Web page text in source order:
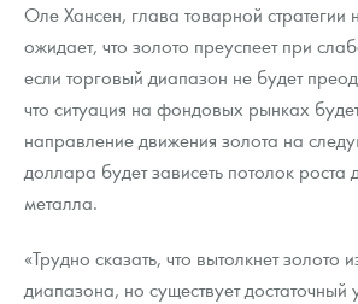
Оле Хансен, глава товарной стратегии
ожидает, что золото преуспеет при
если торговый диапазон не будет
что ситуация на фондовых рынках
направление движения золота на
доллара будет зависеть потолок роста
металла.
«Трудно сказать, что вытолкнет золото
диапазона, но существует достаточный